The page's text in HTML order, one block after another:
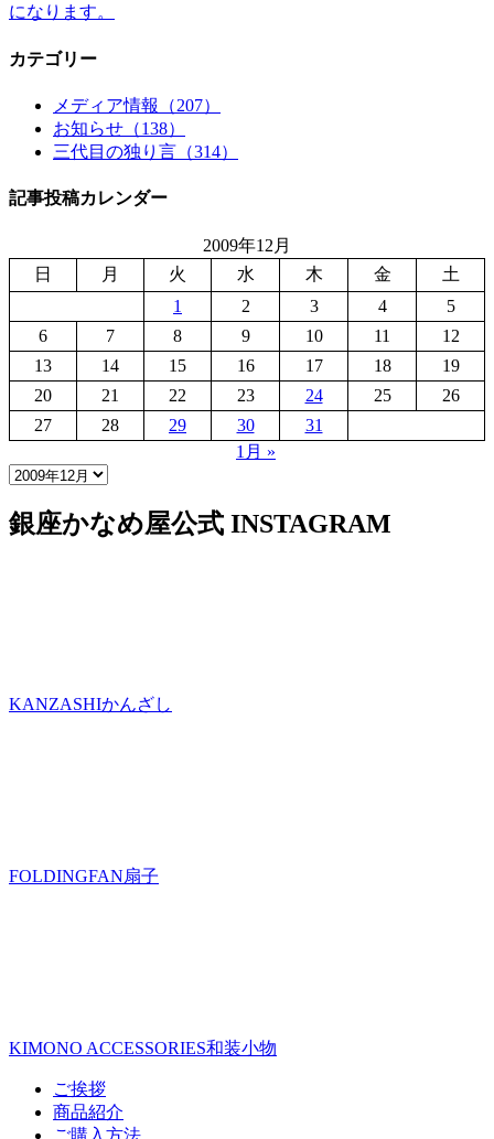
になります。
カテゴリー
メディア情報（207）
お知らせ（138）
三代目の独り言（314）
記事投稿カレンダー
2009年12月
日
月 火 水 木 金
土
1
2 3 4
5
6
7 8 9 10 11
12
13
14 15 16 17 18
19
20
21 22 23 24 25
26
27
28 29 30
31
1月 »
銀座かなめ屋公式 INSTAGRAM
KANZASHIかんざし
FOLDINGFAN扇子
KIMONO ACCESSORIES和装小物
ご挨拶
商品紹介